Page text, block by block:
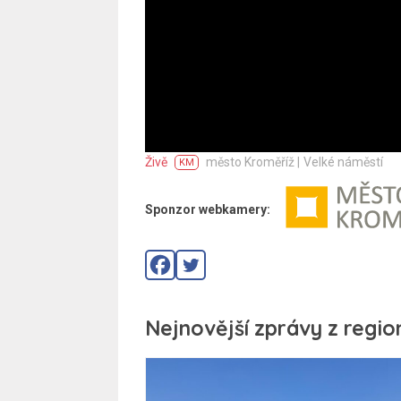
Živě KM město Kroměříž | Velké náměstí
Sponzor webkamery:
Nejnovější zprávy z